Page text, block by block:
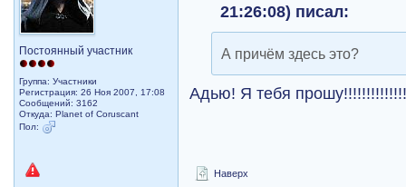
Постоянный участник
Группа: Участники
Регистрация: 26 Ноя 2007, 17:08
Сообщений: 3162
Откуда: Planet of Coruscant
Пол:
21:26:08) писал:
А причём здесь это?
Адью! Я тебя
Наверх